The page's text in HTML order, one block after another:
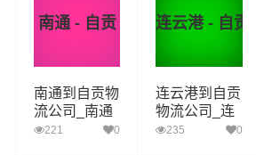
南通 - 自贡
南通到自贡物
流公司_南通
到自贡货运_
221 0
连云港 - 自贡
连云港到自贡
物流公司_连
云港到自贡货
235 0